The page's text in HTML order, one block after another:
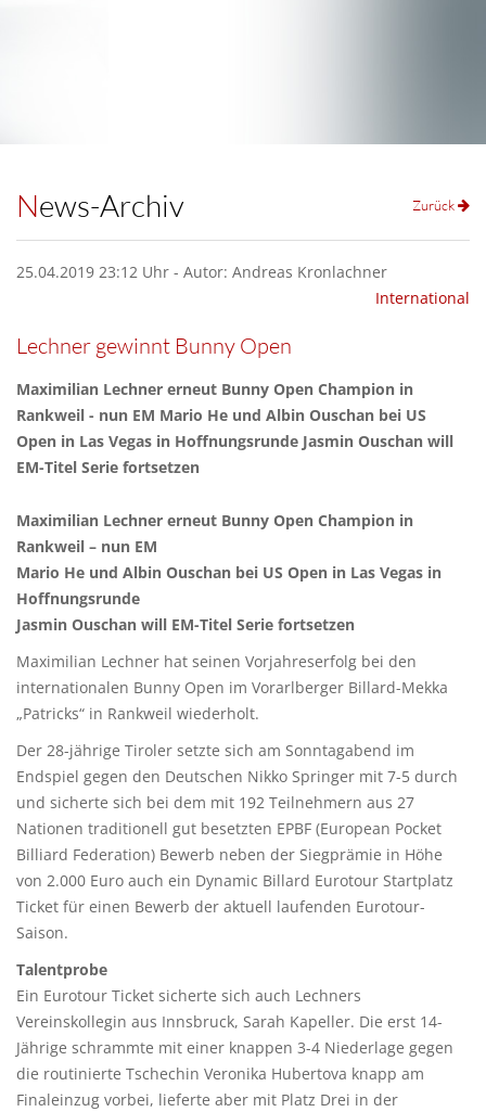
News-Archiv Zurück
25.04.2019 23:12 Uhr - Autor: Andreas Kronlachner
International
Lechner gewinnt Bunny Open
Maximilian Lechner erneut Bunny Open Champion in
Rankweil - nun EM Mario He und Albin Ouschan bei US
Open in Las Vegas in Hoffnungsrunde Jasmin Ouschan will
EM-Titel Serie fortsetzen
Maximilian Lechner erneut Bunny Open Champion in
Rankweil – nun EM
Mario He und Albin Ouschan bei US Open in Las Vegas in
Hoffnungsrunde
Jasmin Ouschan will EM-Titel Serie fortsetzen
Maximilian Lechner hat seinen Vorjahreserfolg bei den
internationalen Bunny Open im Vorarlberger Billard-Mekka
„Patricks“ in Rankweil wiederholt.
Der 28-jährige Tiroler setzte sich am Sonntagabend im
Endspiel gegen den Deutschen Nikko Springer mit 7-5 durch
und sicherte sich bei dem mit 192 Teilnehmern aus 27
Nationen traditionell gut besetzten EPBF (European Pocket
Billiard Federation) Bewerb neben der Siegprämie in Höhe
von 2.000 Euro auch ein Dynamic Billard Eurotour Startplatz
Ticket für einen Bewerb der aktuell laufenden Eurotour-
Saison.
Talentprobe
Ein Eurotour Ticket sicherte sich auch Lechners
Vereinskollegin aus Innsbruck, Sarah Kapeller. Die erst 14-
Jährige schrammte mit einer knappen 3-4 Niederlage gegen
die routinierte Tschechin Veronika Hubertova knapp am
Finaleinzug vorbei, lieferte aber mit Platz Drei in der